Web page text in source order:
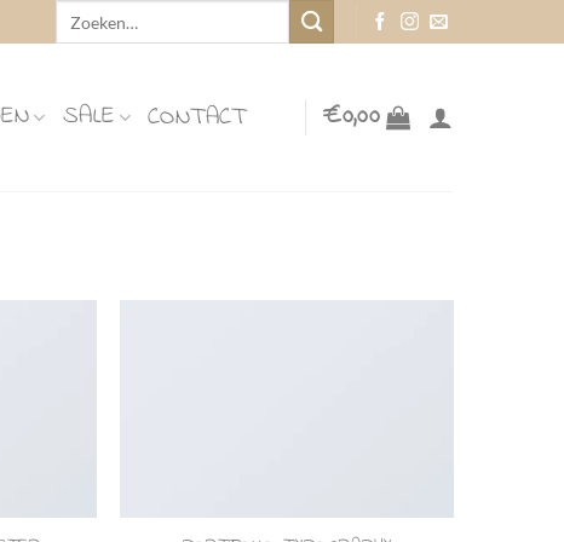
SALE CONTACT €0,00